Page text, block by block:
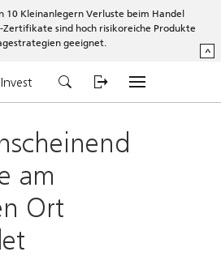
10 Kleinanlegern Verluste beim Handel
sind hoch risikoreiche Produkte
geeignet.
^
am
Ort